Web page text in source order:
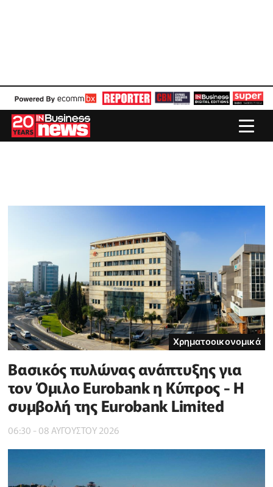
Χρηματοοικονομικά
Βασικός πυλώνας ανάπτυξης για
τον Όμιλο Eurobank η Κύπρος - Η
συμβολή της Eurobank Limited
06:30 - 08 ΑΥΓΟΥΣΤΟΥ 2026